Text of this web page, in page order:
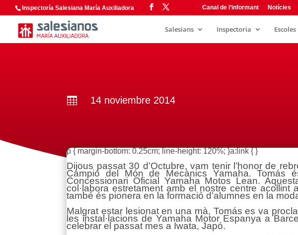
Inspectoría Salesiana María Auxiliadora Canal de l’informant Notícies
Salesians Inspectoria Escoles
 14 noviembre 2014
p { margin-bottom: 0.25cm; line-height: 120%; }a:link { }
Dijous passat 30 d’Octubre, vam tenir l’honor de
Campió del Món de Mecànics Yamaha. Tomás
Concessionari Oficial Yamaha Motos Lean.
col·labora estretament amb el nostre centre
també és pionera en la formació d’alumnes en la
Malgrat estar lesionat en una mà, Tomás es va
les instal·lacions de Yamaha Motor Espanya a
celebrar el passat mes a Iwata, Japó.